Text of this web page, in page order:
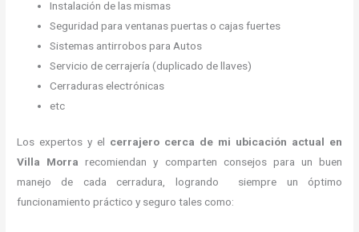
Instalación de las mismas
Seguridad para ventanas puertas o cajas fuertes
Sistemas antirrobos para Autos
Servicio de cerrajería (duplicado de llaves)
Cerraduras electrónicas
etc
Los expertos y el cerrajero cerca de mi ubicación actual en
Villa Morra recomiendan y
comparten consejos para un buen
manejo de cada cerradura, logrando siempre un óptimo
funcionamiento práctico y seguro tales como: